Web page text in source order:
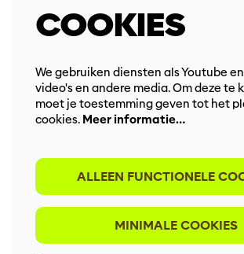
COOKIES
We gebruiken diensten als Youtube
video's en andere media. Om deze te
moet je toestemming geven tot het
cookies. Meer informatie…
ALLEEN FUNCTIONELE
MINIMALE COOKIES